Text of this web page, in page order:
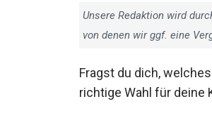
Unsere Redaktion wird
von denen wir ggf. eine
Fragst du dich,
richtige Wahl für deine